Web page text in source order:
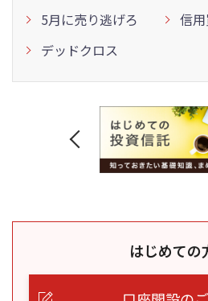
5月に売り逃げろ
信
デッドクロス
はじめての